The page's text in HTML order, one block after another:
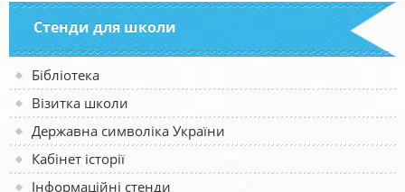
Стенди для школи
Бібліотека
Візитка школи
Державна символіка України
Кабінет історії
Інформаційні стенди